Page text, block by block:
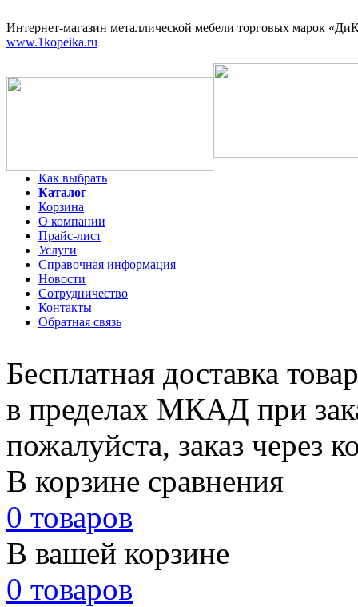
Интернет-магазин металлической мебели торговых марок
www.1kopeika.ru
Как выбрать
Каталог
Корзина
О компании
Прайс-лист
Услуги
Справочная информация
Новости
Сотрудничество
Контакты
Обратная связь
Бесплатная доставка
в пределах МКАД при
пожалуйста, заказ через
В корзине сравнения
0 товаров
В вашей корзине
0 товаров